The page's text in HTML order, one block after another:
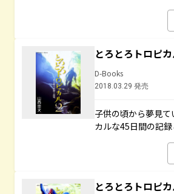
とろとろトロピ
D-Books
2018.03.29 発売
子供の頃から夢見
カルな45日間の記録
とろとろトロピ